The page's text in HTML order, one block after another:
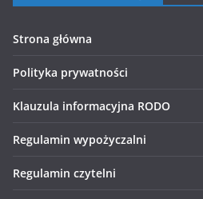
Strona główna
Polityka prywatności
Klauzula informacyjna RODO
Regulamin wypożyczalni
Regulamin czytelni